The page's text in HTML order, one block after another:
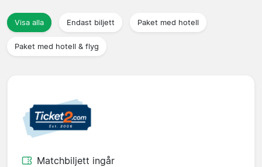
Resebyråer
Visa alla Endast biljett Paket med hotell
Paket med hotell & flyg
Matchbiljett ingår